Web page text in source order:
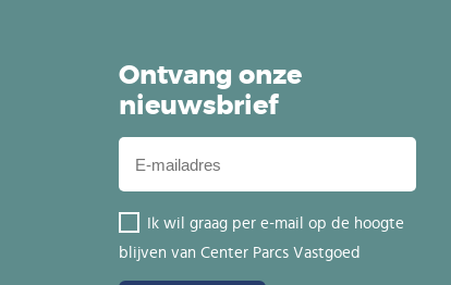
Ontvang onze
nieuwsbrief
Ik wil graag per e-mail op de hoogte
blijven van Center Parcs Vastgoed